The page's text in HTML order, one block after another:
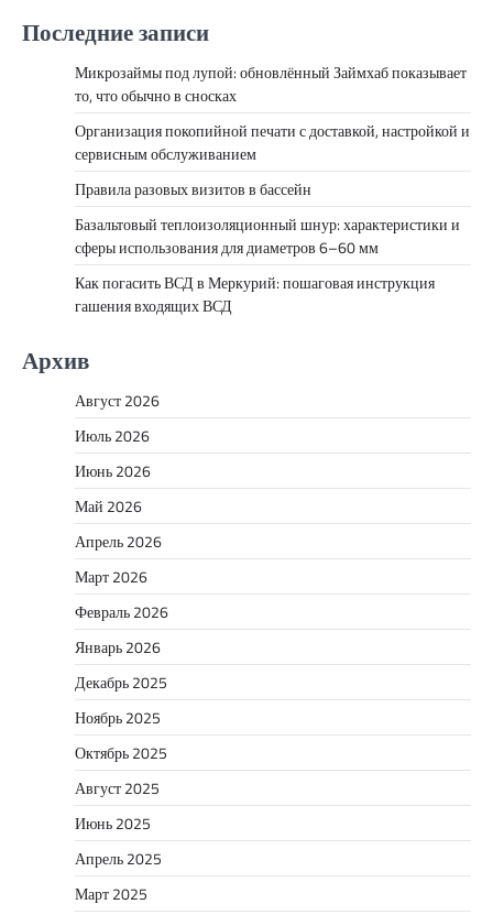
Последние записи
Микрозаймы под лупой: обновлённый Займхаб показывает
то, что обычно в сносках
Организация покопийной печати с доставкой, настройкой и
сервисным обслуживанием
Правила разовых визитов в бассейн
Базальтовый теплоизоляционный шнур: характеристики и
сферы использования для диаметров 6–60 мм
Как погасить ВСД в Меркурий: пошаговая инструкция
гашения входящих ВСД
Архив
Август 2026
Июль 2026
Июнь 2026
Май 2026
Апрель 2026
Март 2026
Февраль 2026
Январь 2026
Декабрь 2025
Ноябрь 2025
Октябрь 2025
Август 2025
Июнь 2025
Апрель 2025
Март 2025